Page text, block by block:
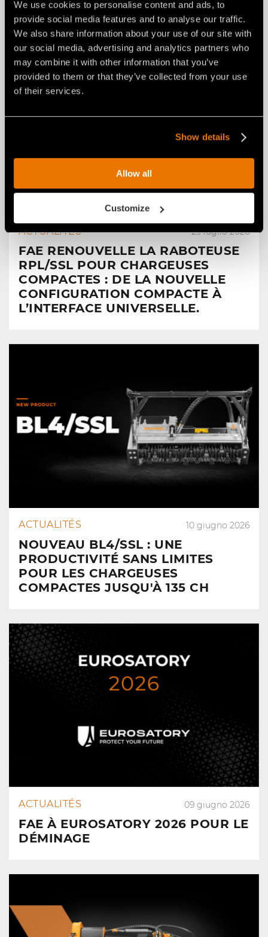
We use cookies to personalise content and ads, to
provide social media features and to analyse our traffic.
We also share information about your use of our site with
our social media, advertising and analytics partners who
may combine it with other information that you’ve
provided to them or that they’ve collected from your use
of their services.
Show details
Allow all
Customize
2 À 4 T.
ACTUALITÉS 29 luglio 2026
FAE RENOUVELLE LA RABOTEUSE
RPL/SSL POUR CHARGEUSES
COMPACTES : DE LA NOUVELLE
CONFIGURATION COMPACTE À
L’INTERFACE UNIVERSELLE.
ACTUALITÉS 10 giugno 2026
NOUVEAU BL4/SSL : UNE
PRODUCTIVITÉ SANS LIMITES
POUR LES CHARGEUSES
COMPACTES JUSQU'À 135 CH
ACTUALITÉS 09 giugno 2026
FAE À EUROSATORY 2026 POUR LE
DÉMINAGE